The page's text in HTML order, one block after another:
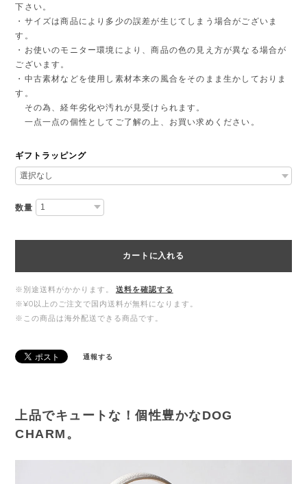
下さい。
・サイズは商品により多少の誤差が生じてしまう場合がございま
す。
・お使いのモニター環境により、商品の色の見え方が異なる場合が
ございます。
・中古素材などを使用し素材本来の風合をそのまま生かしておりま
す。
その為、経年劣化や汚れが見受けられます。
一点一点の個性としてご了解の上、お買い求めください。
ギフトラッピング
数量
カートに入れる
※別途送料がかかります。
送料を確認する
※¥0以上のご注文で国内送料が無料になります。
※この商品は海外配送できる商品です。
通報する
上品でキュートな！個性豊かなDOG
CHARM。